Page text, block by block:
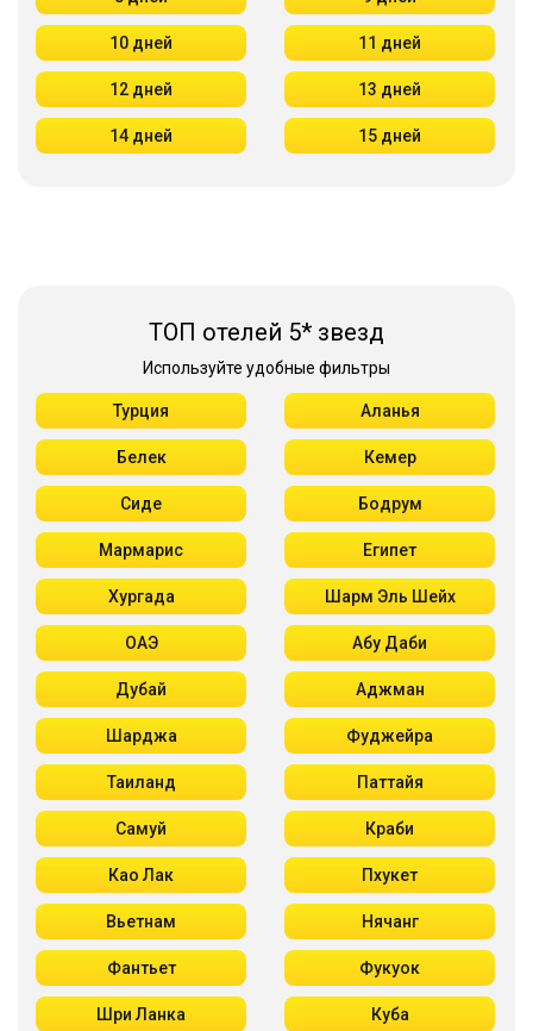
10 дней 11 дней
12 дней 13 дней
14 дней 15 дней
ТОП отелей 5* звезд
Используйте удобные фильтры
Турция Аланья
Белек Кемер
Сиде Бодрум
Мармарис Египет
Хургада Шарм Эль Шейх
ОАЭ Абу Даби
Дубай Аджман
Шарджа Фуджейра
Таиланд Паттайя
Самуй Краби
Као Лак Пхукет
Вьетнам Нячанг
Фантьет Фукуок
Шри Ланка Куба